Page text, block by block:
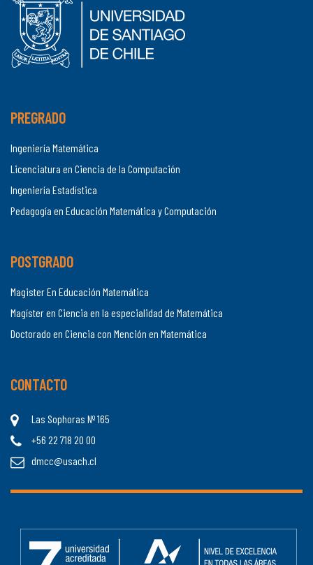
PREGRADO
Ingeniería Matemática
Licenciatura en Ciencia de la Computación
Ingeniería Estadística
Pedagogía en Educación Matemática y Computación
POSTGRADO
Magister En Educación Matemática
Magíster en Ciencia en la especialidad de Matemática
Doctorado en Ciencia con Mención en Matemática
CONTACTO
Las Sophoras Nº 165
+56 22 718 20 00
dmcc@usach.cl